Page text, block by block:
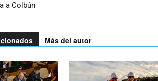
a Colbún
Más del autor